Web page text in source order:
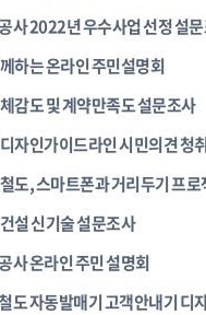
사 2022년 우수사업 선정 설
하는 온라인 주민설명회
감도 및 계약만족도 설문조사
자인가이드라인 시민의견 청
도, 스마트폰과 거리두기 프
설 신기술 설문조사
사 온라인 주민 설명회
도 자동발매기 고객안내기 디